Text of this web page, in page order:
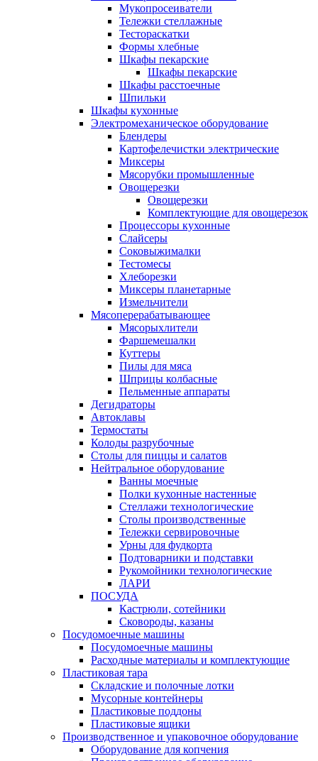
Мукопросеиватели
Тележки стеллажные
Тестораскатки
Формы хлебные
Шкафы пекарские
Шкафы пекарские
Шкафы расстоечные
Шпильки
Шкафы кухонные
Электромеханическое оборудование
Блендеры
Картофелечистки электрические
Миксеры
Мясорубки промышленные
Овощерезки
Овощерезки
Комплектующие для овощерезок
Процессоры кухонные
Слайсеры
Соковыжималки
Тестомесы
Хлеборезки
Миксеры планетарные
Измельчители
Мясоперерабатывающее
Мясорыхлители
Фаршемешалки
Куттеры
Пилы для мяса
Шприцы колбасные
Пельменные аппараты
Дегидраторы
Автоклавы
Термостаты
Колоды разрубочные
Столы для пиццы и салатов
Нейтральное оборудование
Ванны моечные
Полки кухонные настенные
Стеллажи технологические
Столы производственные
Тележки сервировочные
Урны для фудкорта
Подтоварники и подставки
Рукомойники технологические
ЛАРИ
ПОСУДА
Кастрюли, сотейники
Сковороды, казаны
Посудомоечные машины
Посудомоечные машины
Расходные материалы и комплектующие
Пластиковая тара
Складские и полочные лотки
Мусорные контейнеры
Пластиковые поддоны
Пластиковые ящики
Производственное и упаковочное оборудование
Оборудование для копчения